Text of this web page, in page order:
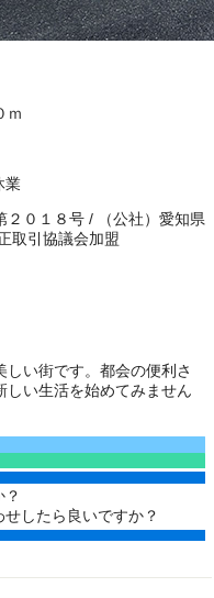
ｍ
業
２０１８号 /
（公社）愛知県
取引協議会加盟
い街です。都会の便利さ
しい生活を始めてみません
したら良いですか？